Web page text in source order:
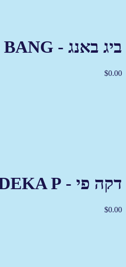
ביג באנג - BIG BANG
$0.00
דקה פי - DEKA P
$0.00